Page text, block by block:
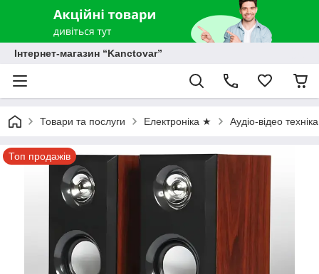
Інтернет-магазин “Kanctovar”
Товари та послуги Електроніка ★ Аудіо-відео
Топ продажів